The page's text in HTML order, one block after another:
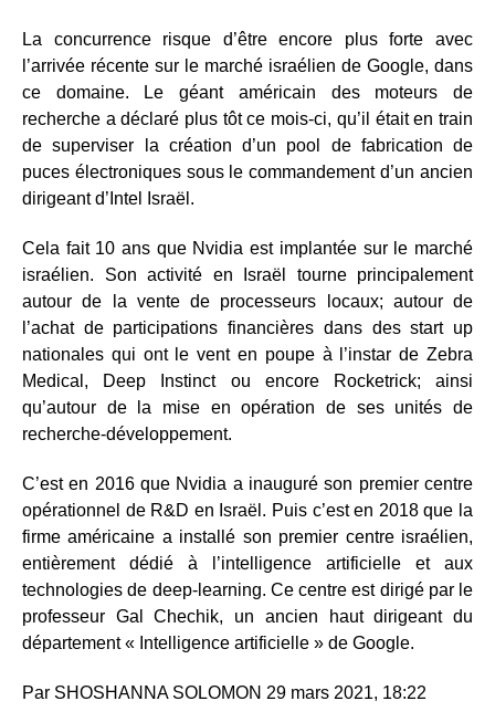
La concurrence risque d’être encore plus forte avec
l’arrivée récente sur le marché israélien de Google, dans
ce domaine. Le géant américain des moteurs de
recherche a déclaré plus tôt ce mois-ci, qu’il était en train
de superviser la création d’un pool de fabrication de
puces électroniques sous le commandement d’un ancien
dirigeant d’Intel Israël.
Cela fait 10 ans que Nvidia est implantée sur le marché
israélien. Son activité en Israël tourne principalement
autour de la vente de processeurs locaux; autour de
l’achat de participations financières dans des start up
nationales qui ont le vent en poupe à l’instar de Zebra
Medical, Deep Instinct ou encore Rocketrick; ainsi
qu’autour de la mise en opération de ses unités de
recherche-développement.
C’est en 2016 que Nvidia a inauguré son premier centre
opérationnel de R&D en Israël. Puis c’est en 2018 que la
firme américaine a installé son premier centre israélien,
entièrement dédié à l’intelligence artificielle et aux
technologies de deep-learning. Ce centre est dirigé par le
professeur Gal Chechik, un ancien haut dirigeant du
département « Intelligence artificielle » de Google.
Par SHOSHANNA SOLOMON 29 mars 2021, 18:22